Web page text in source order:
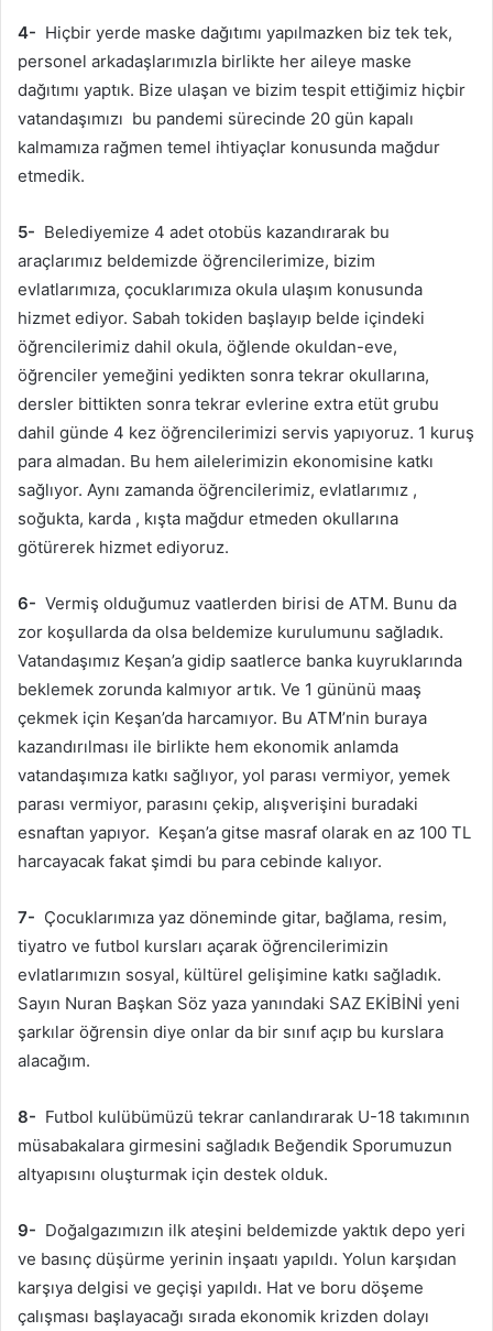
4- Hiçbir yerde maske dağıtımı yapılmazken biz tek tek,
personel arkadaşlarımızla birlikte her aileye maske
dağıtımı yaptık. Bize ulaşan ve bizim tespit ettiğimiz hiçbir
vatandaşımızı bu pandemi sürecinde 20 gün kapalı
kalmamıza rağmen temel ihtiyaçlar konusunda mağdur
etmedik.
5- Belediyemize 4 adet otobüs kazandırarak bu
araçlarımız beldemizde öğrencilerimize, bizim
evlatlarımıza, çocuklarımıza okula ulaşım konusunda
hizmet ediyor. Sabah tokiden başlayıp belde içindeki
öğrencilerimiz dahil okula, öğlende okuldan-eve,
öğrenciler yemeğini yedikten sonra tekrar okullarına,
dersler bittikten sonra tekrar evlerine extra etüt grubu
dahil günde 4 kez öğrencilerimizi servis yapıyoruz. 1 kuruş
para almadan. Bu hem ailelerimizin ekonomisine katkı
sağlıyor. Aynı zamanda öğrencilerimiz, evlatlarımız ,
soğukta, karda , kışta mağdur etmeden okullarına
götürerek hizmet ediyoruz.
6- Vermiş olduğumuz vaatlerden birisi de ATM. Bunu da
zor koşullarda da olsa beldemize kurulumunu sağladık.
Vatandaşımız Keşan’a gidip saatlerce banka kuyruklarında
beklemek zorunda kalmıyor artık. Ve 1 gününü maaş
çekmek için Keşan’da harcamıyor. Bu ATM’nin buraya
kazandırılması ile birlikte hem ekonomik anlamda
vatandaşımıza katkı sağlıyor, yol parası vermiyor, yemek
parası vermiyor, parasını çekip, alışverişini buradaki
esnaftan yapıyor. Keşan’a gitse masraf olarak en az 100 TL
harcayacak fakat şimdi bu para cebinde kalıyor.
7- Çocuklarımıza yaz döneminde gitar, bağlama, resim,
tiyatro ve futbol kursları açarak öğrencilerimizin
evlatlarımızın sosyal, kültürel gelişimine katkı sağladık.
Sayın Nuran Başkan Söz yaza yanındaki SAZ EKİBİNİ yeni
şarkılar öğrensin diye onlar da bir sınıf açıp bu kurslara
alacağım.
8- Futbol kulübümüzü tekrar canlandırarak U-18 takımının
müsabakalara girmesini sağladık Beğendik Sporumuzun
altyapısını oluşturmak için destek olduk.
9- Doğalgazımızın ilk ateşini beldemizde yaktık depo yeri
ve basınç düşürme yerinin inşaatı yapıldı. Yolun karşıdan
karşıya delgisi ve geçişi yapıldı. Hat ve boru döşeme
çalışması başlayacağı sırada ekonomik krizden dolayı